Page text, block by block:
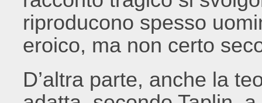
riproducono spesso
eroico, ma non certo
D’altra parte, anche la